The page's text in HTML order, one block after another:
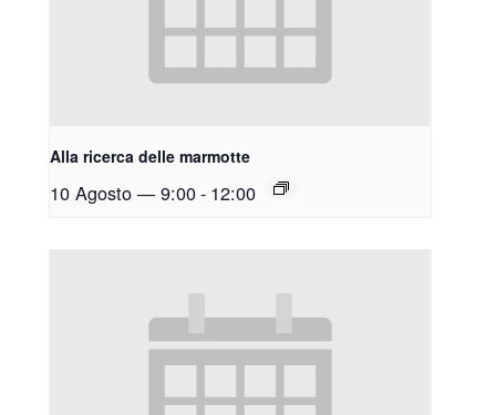
Alla ricerca delle marmotte
10 Agosto — 9:00- 12:00